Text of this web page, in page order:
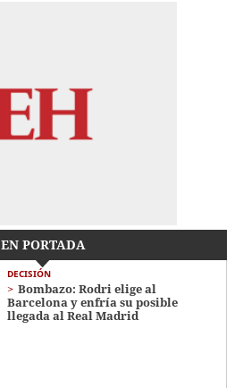
EN PORTADA
DECISIÓN
Bombazo: Rodri elige al
Barcelona y enfría su posible
llegada al Real Madrid